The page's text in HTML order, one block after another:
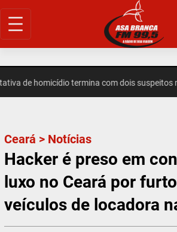
Pular
para
de homicídio termina com dois suspeitos
Ceará > Notícias
Hacker é preso em
luxo no Ceará por
veículos de locadora